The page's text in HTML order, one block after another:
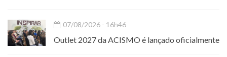
07/08/2026 - 16h46
Outlet 2027 da ACISMO é lançado oficialmente